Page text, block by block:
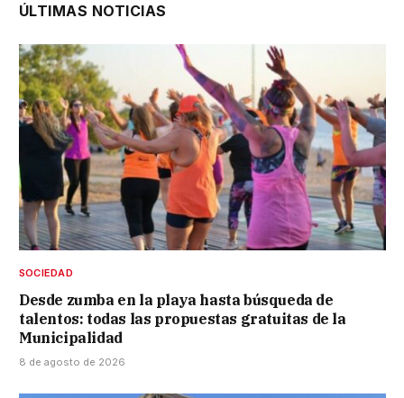
ÚLTIMAS NOTICIAS
SOCIEDAD
Desde zumba en la playa hasta búsqueda de
talentos: todas las propuestas gratuitas de la
Municipalidad
8 de agosto de 2026